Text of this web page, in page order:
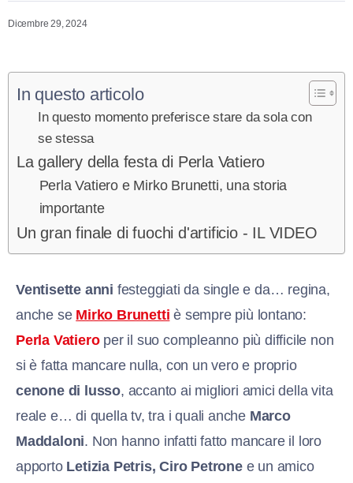
Dicembre 29, 2024
In questo articolo
In questo momento preferisce stare da sola con
se stessa
La gallery della festa di Perla Vatiero
Perla Vatiero e Mirko Brunetti, una storia
importante
Un gran finale di fuochi d'artificio - IL VIDEO
Ventisette anni festeggiati da single e da… regina,
anche se Mirko Brunetti è sempre più lontano:
Perla Vatieroper il suo compleanno più difficile non
si è fatta mancare nulla, con un vero e proprio
cenone di lusso, accanto ai migliori amici della vita
reale e… di quella tv, tra i quali anche Marco
Maddaloni. Non hanno infatti fatto mancare il loro
apporto Letizia Petris, Ciro Petrone e un amico